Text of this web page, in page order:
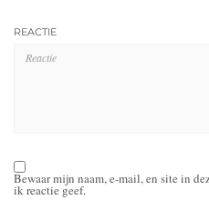
REACTIE
Bewaar mijn naam, e-mail, en site in
ik reactie geef.